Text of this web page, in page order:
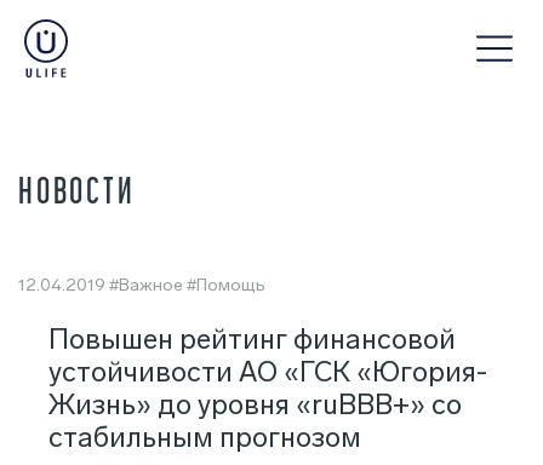
НОВОСТИ
12.04.2019 #Важное #Помощь
Повышен рейтинг финансовой
устойчивости АО «ГСК «Югория-
Жизнь» до уровня «ruBBB+» со
стабильным прогнозом